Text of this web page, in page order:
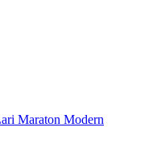
Maraton Modern